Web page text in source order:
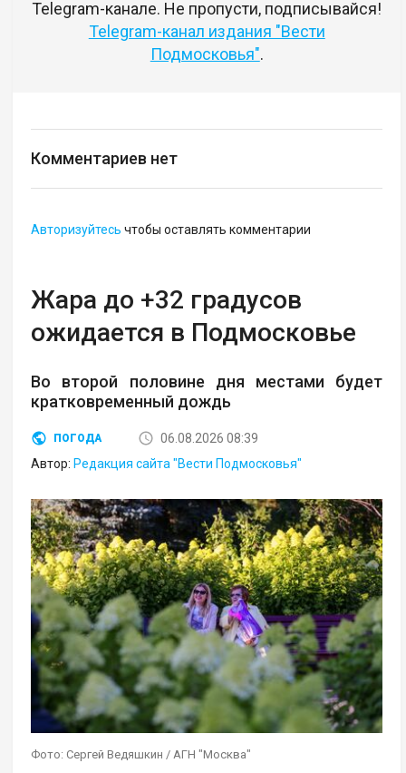
Telegram-канале. Не пропусти, подписывайся!
Telegram-канал издания "Вести
Подмосковья".
Комментариев нет
Авторизуйтесь чтобы оставлять комментарии
Жара до +32 градусов
ожидается в Подмосковье
Во второй половине дня местами будет
кратковременный дождь
ПОГОДА
06.08.2026 08:39
Автор:Редакция сайта "Вести Подмосковья"
Фото: Сергей Ведяшкин / АГН "Москва"